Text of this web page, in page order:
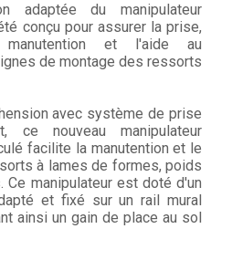
adaptée du manipulateur
conçu pour assurer la prise,
et l'aide au
de montage des ressorts
avec système de prise
ce nouveau manipulateur
facilite la manutention et le
à lames de formes, poids
manipulateur est doté d'un
et fixé sur un rail mural
ainsi un gain de place au sol